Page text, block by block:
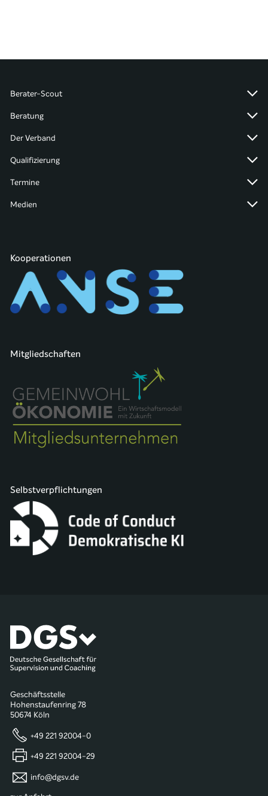
Berater-Scout
Beratung
Der Verband
Qualifizierung
Termine
Medien
Kooperationen
Mitgliedschaften
Selbstverpflichtungen
Geschäftsstelle
Hohenstaufenring 78
50674 Köln
+49 221 92004-0
+49 221 92004-29
info@dgsv.de